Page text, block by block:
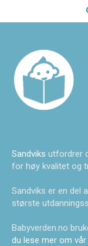
Sandviks utfordrer
for høy kvalitet og
Sandviks er en del
største
Babyverden.no
du lese mer om